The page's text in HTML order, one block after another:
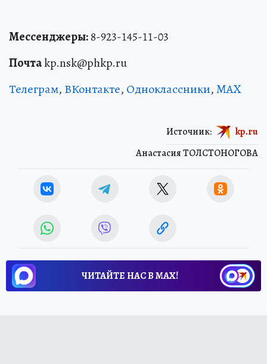
Мессенджеры:8-923-145-11-03
Почтаkp.nsk@phkp.ru
Телеграм, ВКонтакте, Одноклассники,MAX
Анастасия ТОЛСТОНОГОВА
Источник: kp.ru
ЧИТАЙТЕ НАС В МАХ!